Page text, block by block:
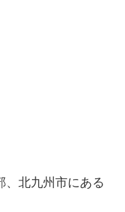
、北九州市にある